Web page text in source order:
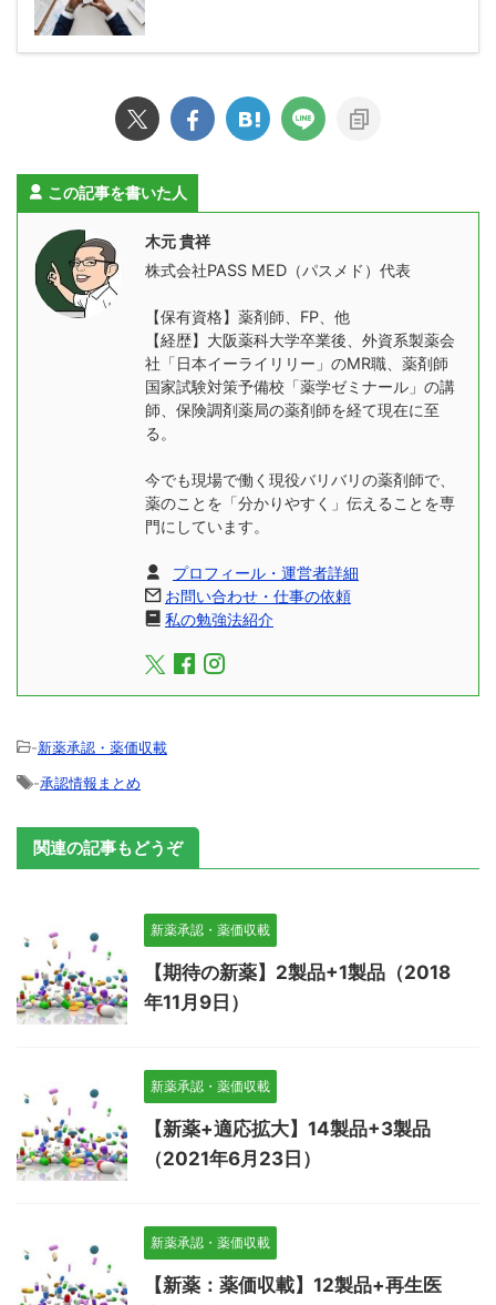
この記事を書いた人
木元 貴祥
株式会社PASS MED（パスメド）代表
【保有資格】薬剤師、FP、他
【経歴】大阪薬科大学卒業後、外資系製薬会
社「日本イーライリリー」のMR職、薬剤師
国家試験対策予備校「薬学ゼミナール」の講
師、保険調剤薬局の薬剤師を経て現在に至
る。
今でも現場で働く現役バリバリの薬剤師で、
薬のことを「分かりやすく」伝えることを専
門にしています。
プロフィール・運営者詳細
お問い合わせ・仕事の依頼
私の勉強法紹介
-新薬承認・薬価収載
-承認情報まとめ
関連の記事もどうぞ
新薬承認・薬価収載
【期待の新薬】2製品+1製品（2018
年11月9日）
新薬承認・薬価収載
【新薬+適応拡大】14製品+3製品
（2021年6月23日）
新薬承認・薬価収載
【新薬：薬価収載】12製品+再生医